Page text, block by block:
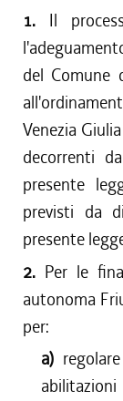
1. Il
del Comune
Venezia
decorrenti
presente
previsti da
presente
2. Per le
autonoma
per:
a)